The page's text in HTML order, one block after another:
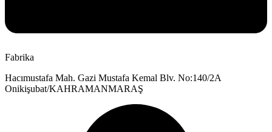
Fabrika
Hacımustafa Mah. Gazi Mustafa Kemal Blv. No:140/2A
Onikişubat/KAHRAMANMARAŞ